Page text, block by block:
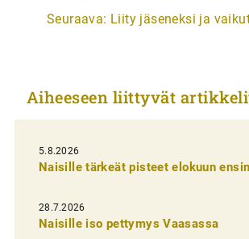
t
k
e
l
i
e
n
Seuraava: Liity jäseneksi ja
Aiheeseen liittyvät
5.8.2026
Naisille tärkeät pisteet elokuun
28.7.2026
Naisille iso pettymys Vaasassa